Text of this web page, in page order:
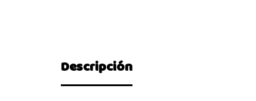
Descripción